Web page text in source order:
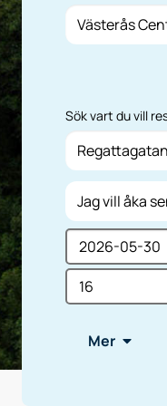
Sök vart du vill
När vill du åka?
Ange vilken tid
Dag
Mer